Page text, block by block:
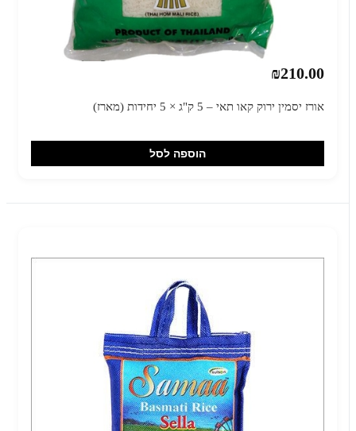
₪210.00
אורז יסמין ירוק קאו תאי – 5 ק"ג × 5 יחידות (מארז)
הוספה לסל